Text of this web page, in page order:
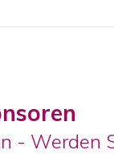
- Werden